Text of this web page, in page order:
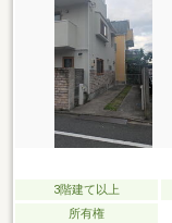
3階建て以上
所有権